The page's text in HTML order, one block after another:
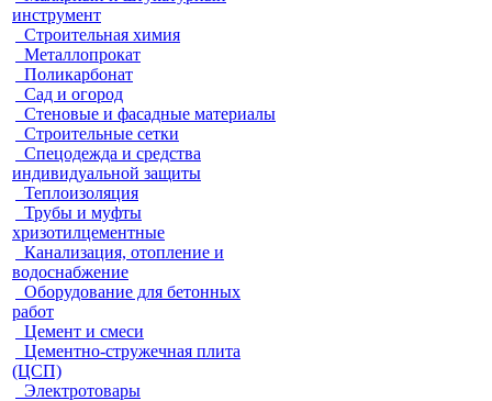
инструмент
Строительная химия
Металлопрокат
Поликарбонат
Сад и огород
Стеновые и фасадные материалы
Строительные сетки
Спецодежда и средства
индивидуальной защиты
Теплоизоляция
Трубы и муфты
хризотилцементные
Канализация, отопление и
водоснабжение
Оборудование для бетонных
работ
Цемент и смеси
Цементно-стружечная плита
(ЦСП)
Электротовары